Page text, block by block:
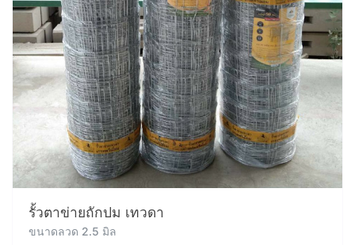
รั้วตาข่ายถักปม เทวดา
ขนาดลวด 2.5 มิล